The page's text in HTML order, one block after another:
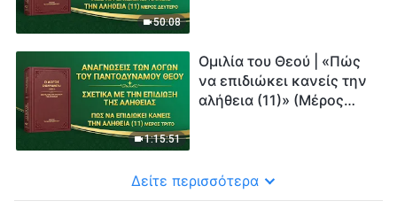
50:08
1:15:51
Ομιλία του Θεού | «Πώς
να επιδιώκει κανείς την
αλήθεια (11)» (Μέρος
Δείτε περισσότερα